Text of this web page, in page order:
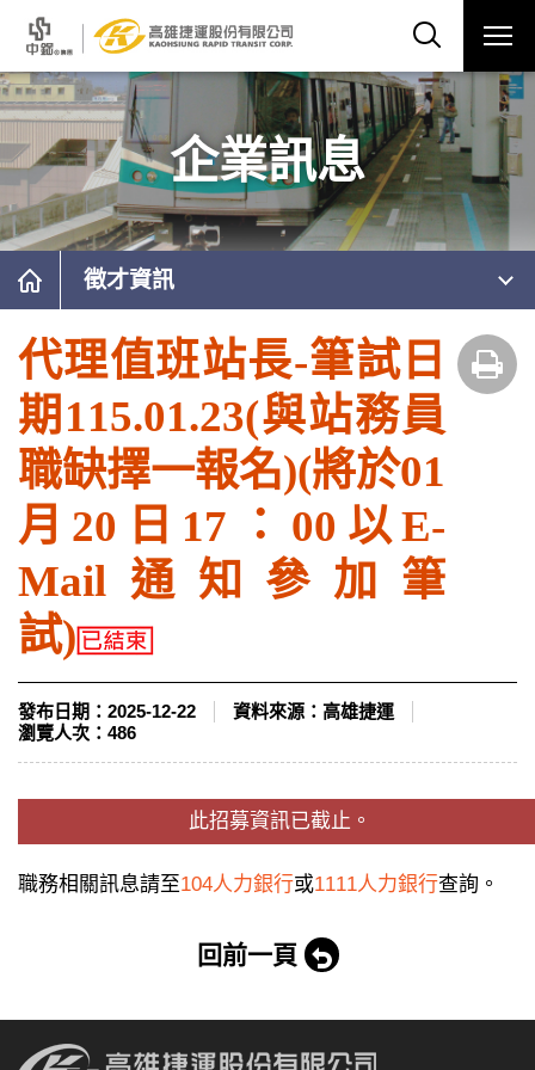
企業訊息
徵才資訊
代理值班站長-筆試日
期115.01.23(與站務員
職缺擇一報名)(將於01
月20日17：00以E-
Mail通知參加筆
試)
發布日期： 2025-12-22 資料來源： 高雄捷運
瀏覽人次： 486
此招募資訊已截止。
職務相關訊息請至104人力銀行或1111人力銀行查詢。
回前一頁